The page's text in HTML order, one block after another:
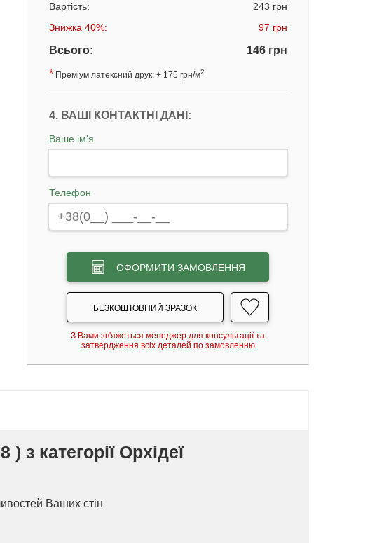
Вартість:
243 грн
Знижка 40%:
97 грн
Всього:
146 грн
* Преміум латексний друк: + 175 грн/м2
4. ВАШІ КОНТАКТНІ ДАНІ:
Ваше ім'я
Телефон
ОФОРМИТИ ЗАМОВЛЕННЯ
БЕЗКОШТОВНИЙ ЗРАЗОК
З Вами зв'яжеться менеджер для консультації та
затвердження всіх деталей по замовленню
категорії Орхідеї
Ваших стін